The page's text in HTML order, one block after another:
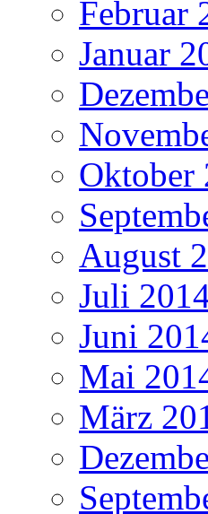
Februar
Januar
Oktober
August
Juli
Juni
Mai
März